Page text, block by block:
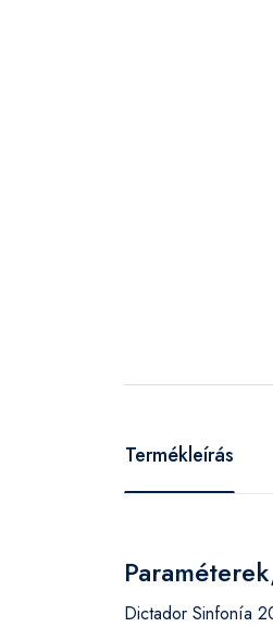
Termékleírás
Dictador Sinfonía